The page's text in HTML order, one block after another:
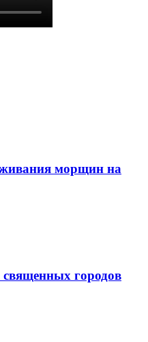
морщин на
городов